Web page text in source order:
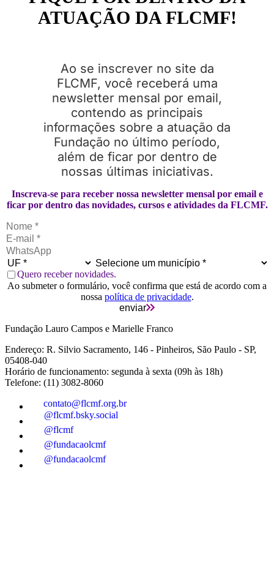
Inscreva-se para receber nossa newsletter mensal por email e
ficar por dentro das novidades, cursos e atividades da FLCMF.
Quero receber novidades.
Ao submeter o formulário, você confirma que está de acordo com a
nossa política de privacidade.
enviar
ATUAÇÃO DA FLCMF!
Ao se inscrever no site da
FLCMF, você receberá uma
newsletter mensal por email,
contendo as principais
informações sobre a atuação da
Fundação no último período,
além de ficar por dentro de
nossas últimas iniciativas.
Fundação Lauro Campos e Marielle Franco
Endereço: R. Silvio Sacramento, 146 - Pinheiros, São Paulo - SP,
05408-040
Horário de funcionamento: segunda à sexta (09h às 18h)
Telefone: (11) 3082-8060
contato@flcmf.org.br
@flcmf.bsky.social
@flcmf
@fundacaolcmf
@fundacaolcmf